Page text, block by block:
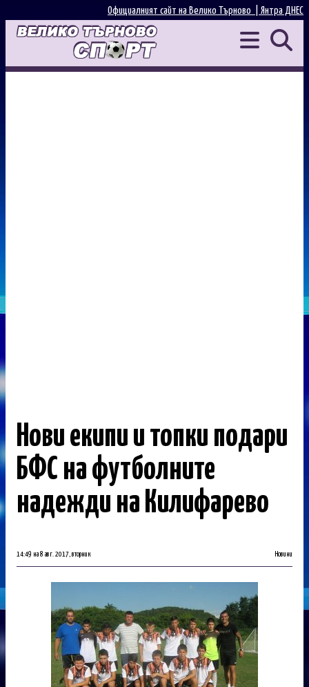
Янтра ДНЕС
Официалният сайт на Велико Търново |
Нови екипи и топки подари
БФС на футболните
надежди на Килифарево
14:49 на 8 авг. 2017, вторник Новини